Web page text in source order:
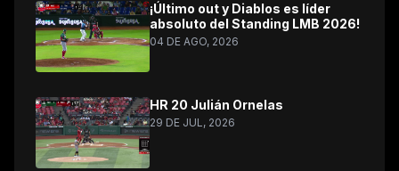
¡Último out y Diablos es líder
absoluto del Standing LMB 2026!
04 DE AGO, 2026
HR 20 Julián Ornelas
29 DE JUL, 2026